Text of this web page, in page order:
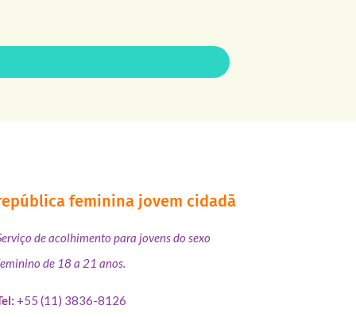
feminina jovem cidadã
de acolhimento para jovens do sexo
de 18 a 21 anos.
+55 (11) 3836-8126